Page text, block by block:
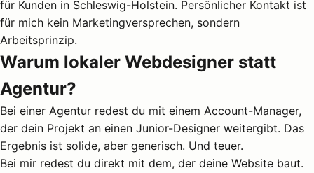
für Kunden in Schleswig-Holstein. Persönlicher Kontakt ist
für mich kein Marketingversprechen, sondern
Arbeitsprinzip.
Warum lokaler Webdesigner statt
Agentur?
Bei einer Agentur redest du mit einem Account-Manager,
der dein Projekt an einen Junior-Designer weitergibt. Das
Ergebnis ist solide, aber generisch. Und teuer.
Bei mir redest du direkt mit dem, der deine Website baut.